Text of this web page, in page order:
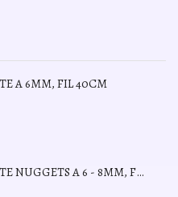
A 6MM, FIL 40CM
PERLES APATITE NUGGETS A 6 - 8MM, FIL 40CM